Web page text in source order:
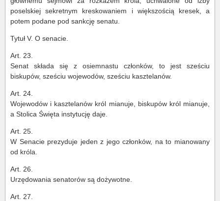
poselskiej sekretnym kreskowaniem i większością kresek, a
potem podane pod sankcję senatu.
Tytuł V. O senacie.
Art. 23.
Senat składa się z osiemnastu członków, to jest sześciu
biskupów, sześciu wojewodów, sześciu kasztelanów.
Art. 24.
Wojewodów i kasztelanów król mianuje, biskupów król mianuje,
a Stolica Święta instytucję daje.
Art. 25.
W Senacie prezyduje jeden z jego członków, na to mianowany
od króla.
Art. 26.
Urzędowania senatorów są dożywotne.
Art. 27.